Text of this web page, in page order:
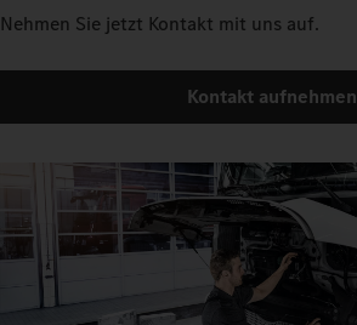
Nehmen Sie jetzt Kontakt mit uns auf.
Kontakt aufnehmen